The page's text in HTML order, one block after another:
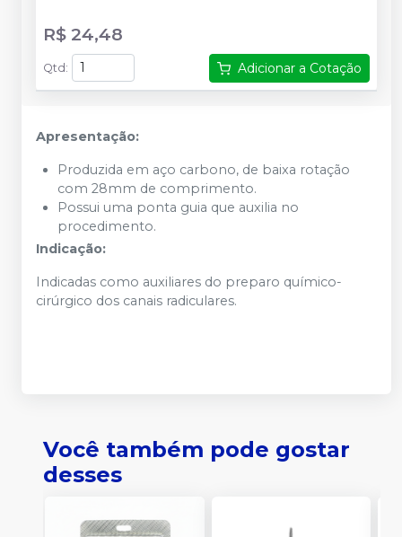
R$ 24,48
Qtd : Adicionar a Cotação
Apresentação:
Produzida em aço carbono, de baixa rotação
com 28mm de comprimento.
Possui uma ponta guia que auxilia no
procedimento.
Indicação:
Indicadas como auxiliares do preparo químico-
cirúrgico dos canais radiculares.
Você também pode gostar
desses